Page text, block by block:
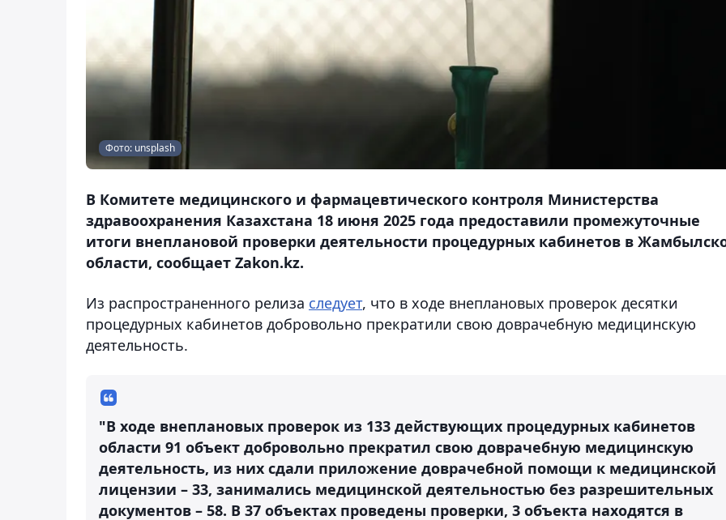
Фото: unsplash
В Комитете медицинского и фармацевтического контроля Министерства
здравоохранения Казахстана 18 июня 2025 года предоставили промежуточные
итоги внеплановой проверки деятельности процедурных кабинетов в
области, сообщает Zakon.kz.
Из распространенного релиза следует, что в ходе внеплановых проверок десятки
процедурных кабинетов добровольно прекратили свою доврачебную медицинскую
деятельность.
"В ходе внеплановых проверок из 133 действующих процедурных кабинетов
области 91 объект добровольно прекратил свою доврачебную медицинскую
деятельность, из них сдали приложение доврачебной помощи к медицинской
лицензии – 33, занимались медицинской деятельностью без разрешительных
документов – 58. В 37 объектах проведены проверки, 3 объекта находятся в